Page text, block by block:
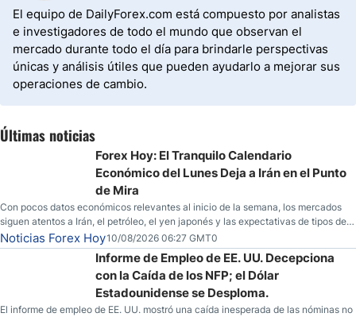
El equipo de DailyForex.com está compuesto por analistas
e investigadores de todo el mundo que observan el
mercado durante todo el día para brindarle perspectivas
únicas y análisis útiles que pueden ayudarlo a mejorar sus
operaciones de cambio.
Últimas noticias
Forex Hoy: El Tranquilo Calendario
Económico del Lunes Deja a Irán en el Punto
de Mira
Con pocos datos económicos relevantes al inicio de la semana, los mercados
siguen atentos a Irán, el petróleo, el yen japonés y las expectativas de tipos de
la Fed.
Noticias Forex Hoy10/08/2026 06:27 GMT0
Informe de Empleo de EE. UU. Decepciona
con la Caída de los NFP; el Dólar
Estadounidense se Desploma.
El informe de empleo de EE. UU. mostró una caída inesperada de las nóminas no